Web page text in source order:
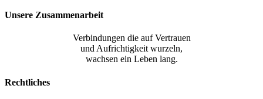
Unsere Zusammenarbeit
Verbindungen die auf Vertrauen
und Aufrichtigkeit wurzeln,
wachsen ein Leben lang.
Rechtliches